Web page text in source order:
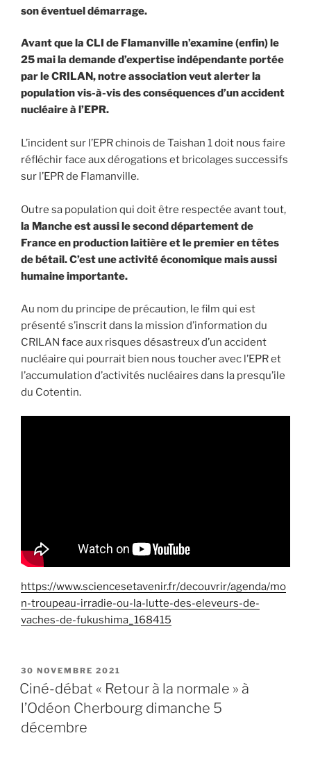
son éventuel démarrage.
Avant que la CLI de Flamanville n’examine (enfin) le
25 mai la demande d’expertise indépendante portée
par le CRILAN, notre association veut alerter la
population vis-à-vis des conséquences d’un accident
nucléaire à l’EPR.
L’incident sur l’EPR chinois de Taishan 1 doit nous faire
réfléchir face aux dérogations et bricolages successifs
sur l’EPR de Flamanville.
Outre sa population qui doit être respectée avant tout,
la Manche est aussi le second département de
France en production laitière et le premier en têtes
de bétail. C’est une activité économique mais aussi
humaine importante.
Au nom du principe de précaution, le film qui est
présenté s’inscrit dans la mission d’information du
CRILAN face aux risques désastreux d’un accident
nucléaire qui pourrait bien nous toucher avec l’EPR et
l’accumulation d’activités nucléaires dans la presqu’ile
du Cotentin.
https://www.sciencesetavenir.fr/decouvrir/agenda/mo
n-troupeau-irradie-ou-la-lutte-des-eleveurs-de-
vaches-de-fukushima_168415
PUBLIÉ
LE
30 NOVEMBRE 2021
Ciné-débat « Retour à la normale » à
l’Odéon Cherbourg dimanche 5
décembre